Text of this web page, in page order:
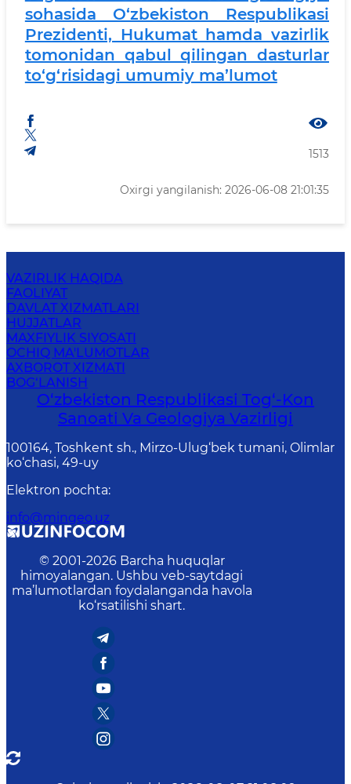
sohasida O‘zbekiston Respublikasi
Prezidenti, Hukumat hamda vazirlik
tomonidan qabul qilingan dasturlar
to‘g‘risidagi umumiy ma’lumot
1513
Oxirgi yangilanish: 2026-06-08 21:01:35
VAZIRLIK HAQIDA
FAOLIYAT
DAVLAT XIZMATLARI
HUJJATLAR
MAXFIYLIK SIYOSATI
OCHIQ MA'LUMOTLAR
AXBOROT XIZMATI
BOG‘LANISH
O‘zbekiston Respublikasi Tog‘-Kon
Sanoati Va Geologiya Vazirligi
100164, Toshkent sh., Mirzo-Ulug‘bek tumani, Olimlar
ko‘chasi, 49-uy
Elektron pochta:
info@mingeo.uz
© 2001-2026 Barcha huquqlar
himoyalangan. Ushbu veb-saytdagi
ma’lumotlardan foydalanganda havola
ko‘rsatilishi shart.